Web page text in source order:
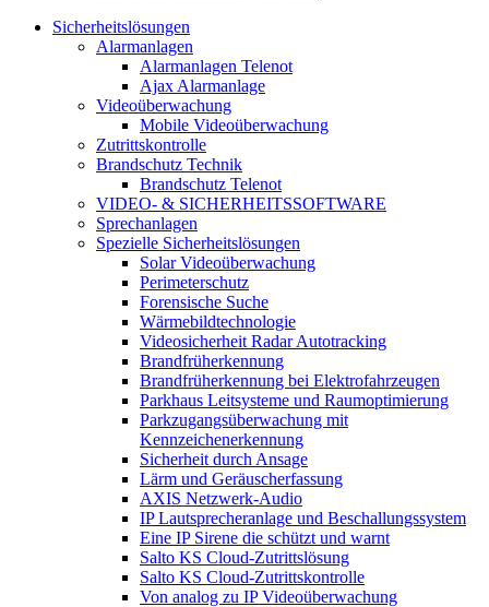
Sicherheitslösungen
Alarmanlagen
Alarmanlagen Telenot
Ajax Alarmanlage
Videoüberwachung
Mobile Videoüberwachung
Zutrittskontrolle
Brandschutz Technik
Brandschutz Telenot
VIDEO- & SICHERHEITSSOFTWARE
Sprechanlagen
Spezielle Sicherheitslösungen
Solar Videoüberwachung
Perimeterschutz
Forensische Suche
Wärmebildtechnologie
Videosicherheit Radar Autotracking​
Brandfrüherkennung
Brandfrüherkennung bei Elektrofahrzeugen
Parkhaus Leitsysteme und Raumoptimierung
Parkzugangsüberwachung mit
Kennzeichenerkennung
Sicherheit durch Ansage
Lärm und Geräuscherfassung
AXIS Netzwerk-Audio
IP Lautsprecheranlage und Beschallungssystem
Eine IP Sirene die schützt und warnt
Salto KS Cloud-Zutrittslösung
Salto KS Cloud-Zutrittskontrolle
Von analog zu IP Videoüberwachung